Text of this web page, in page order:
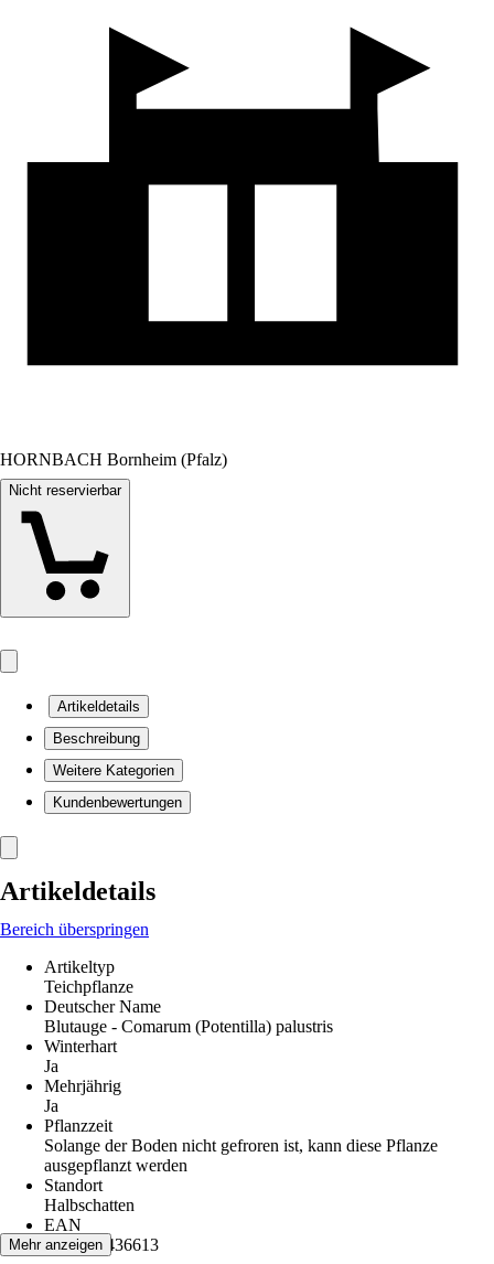
HORNBACH Bornheim (Pfalz)
Nicht reservierbar
Artikeldetails
Beschreibung
Weitere Kategorien
Kundenbewertungen
Artikeldetails
Bereich überspringen
Artikeltyp
Teichpflanze
Deutscher Name
Blutauge - Comarum (Potentilla) palustris
Winterhart
Ja
Mehrjährig
Ja
Pflanzzeit
Solange der Boden nicht gefroren ist, kann diese Pflanze
ausgepflanzt werden
Standort
Halbschatten
EAN
4251205436613
Mehr anzeigen